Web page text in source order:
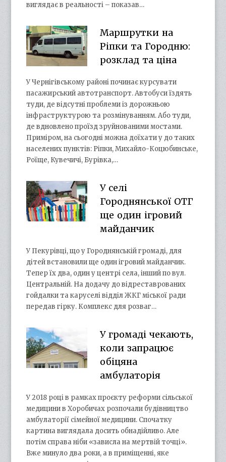
виглядає в реальності – показав…
Маршрутки на
Ріпки та Городню:
розклад та ціна
У Чернігівському районі починає курсувати
пасажирський автотранспорт. Автобуси їздять
туди, де відсутні проблеми із дорожньою
інфраструктурою та розмінуванням. Або туди,
де вдновлено проїзд зруйнованими мостами.
Приміром, на сьогодні можна доїхати у до таких
населених пунктів: Ріпки, Михайло-Коцюбинське,
Роїще, Кувечичі, Бурівка,…
У селі
Городнянської ОТГ
ще один ігровий
майданчик
У Пекурівці, що у Городнянській громаді, для
дітей встановили ще один ігровий майданчик.
Тепер їх два, один у центрі села, інший по вул.
Центральній. На додачу до відреставрованих
гойдалки та каруселі відділ ЖКГ міської ради
передав гірку. Комплекс для розваг…
У громаді чекають,
коли запрацює
обіцяна
амбулаторія
У 2018 році в рамках проєкту реформи сільської
медицини в Хоробичах розпочали будівництво
амбулаторії сімейної медицини. Спочатку
картина виглядала досить обнадійливо. Але
потім справа ніби «зависла на мертвій точці».
Вже минуло два роки, а в приміщенні, яке